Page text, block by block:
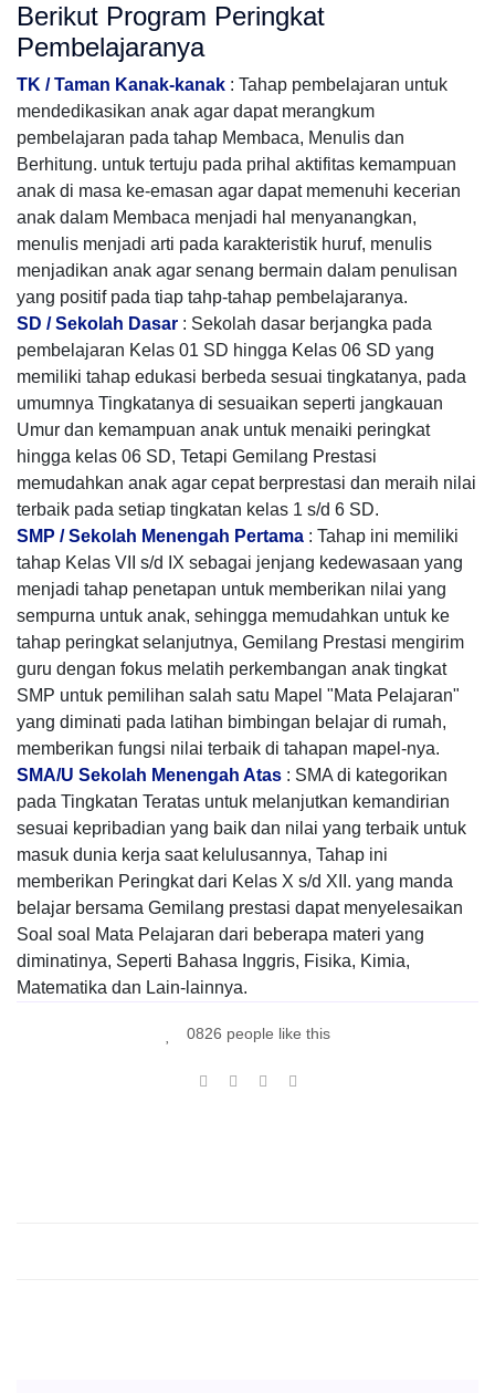
Berikut Program Peringkat
Pembelajaranya
TK / Taman Kanak-kanak : Tahap pembelajaran untuk
mendedikasikan anak agar dapat merangkum
pembelajaran pada tahap Membaca, Menulis dan
Berhitung. untuk tertuju pada prihal aktifitas kemampuan
anak di masa ke-emasan agar dapat memenuhi kecerian
anak dalam Membaca menjadi hal menyanangkan,
menulis menjadi arti pada karakteristik huruf, menulis
menjadikan anak agar senang bermain dalam penulisan
yang positif pada tiap tahp-tahap pembelajaranya.
SD / Sekolah Dasar : Sekolah dasar berjangka pada
pembelajaran Kelas 01 SD hingga Kelas 06 SD yang
memiliki tahap edukasi berbeda sesuai tingkatanya, pada
umumnya Tingkatanya di sesuaikan seperti jangkauan
Umur dan kemampuan anak untuk menaiki peringkat
hingga kelas 06 SD, Tetapi Gemilang Prestasi
memudahkan anak agar cepat berprestasi dan meraih nilai
terbaik pada setiap tingkatan kelas 1 s/d 6 SD.
SMP / Sekolah Menengah Pertama : Tahap ini memiliki
tahap Kelas VII s/d IX sebagai jenjang kedewasaan yang
menjadi tahap penetapan untuk memberikan nilai yang
sempurna untuk anak, sehingga memudahkan untuk ke
tahap peringkat selanjutnya, Gemilang Prestasi mengirim
guru dengan fokus melatih perkembangan anak tingkat
SMP untuk pemilihan salah satu Mapel "Mata Pelajaran"
yang diminati pada latihan bimbingan belajar di rumah,
memberikan fungsi nilai terbaik di tahapan mapel-nya.
SMA/U Sekolah Menengah Atas : SMA di kategorikan
pada Tingkatan Teratas untuk melanjutkan kemandirian
sesuai kepribadian yang baik dan nilai yang terbaik untuk
masuk dunia kerja saat kelulusannya, Tahap ini
memberikan Peringkat dari Kelas X s/d XII. yang manda
belajar bersama Gemilang prestasi dapat menyelesaikan
Soal soal Mata Pelajaran dari beberapa materi yang
diminatinya, Seperti Bahasa Inggris, Fisika, Kimia,
Matematika dan Lain-lainnya.
0826 people like this